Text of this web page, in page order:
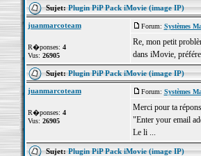
Sujet:Plugin PiP Pack iMovie (image IP)
juanmarcoteam
R�ponses: 4
Vus: 26905
Forum: Systèmes
Re, mon petit
dans iMovie,
Sujet:Plugin PiP Pack iMovie (image IP)
juanmarcoteam
R�ponses: 4
Vus: 26905
Forum: Systèmes
Merci pour ta
"Enter your email
Le li ...
Sujet:Plugin PiP Pack iMovie (image IP)